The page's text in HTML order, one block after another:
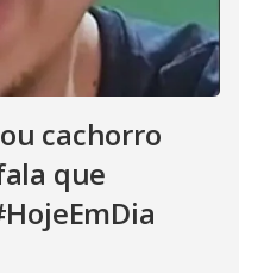
cachorro
que